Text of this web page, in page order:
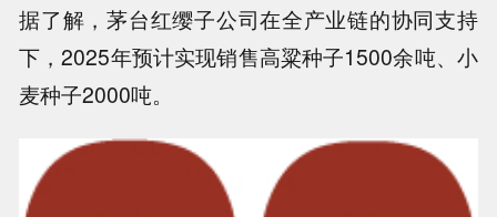
据了解，茅台红缨子公司在全产业链的协同支持
下，2025年预计实现销售高粱种子1500余吨、小
麦种子2000吨。